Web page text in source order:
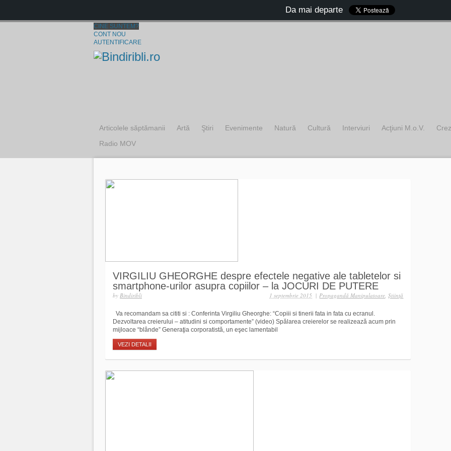
CINE SUNTEM?
CONT NOU
AUTENTIFICARE
Articolele săptămanii Artă Ştiri Evenimente Natură Cultură Interviuri Acţiuni M.o.V. Crez
Radio MOV
VIRGILIU GHEORGHE despre efectele negative ale tabletelor si
smartphone-urilor asupra copiilor – la JOCURI DE PUTERE
by Bindiribli | Propagandă Manipulatoare,Ştiinţă
1 septembrie 2015
Va recomandam sa cititi si : Conferinta Virgiliu Gheorghe: “Copiii si tinerii fata in fata cu ecranul.
Dezvoltarea creierului – atitudini si comportamente” (video) Spălarea creierelor se realizează acum prin
mijloace “blânde” Generaţia corporatistă, un eşec lamentabil
VEZI DETALII
Da mai departe